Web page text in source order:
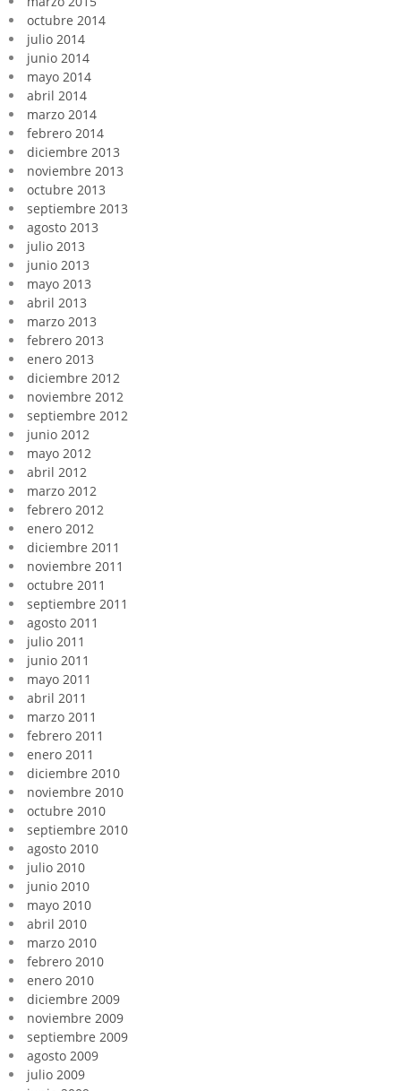
octubre 2014
julio 2014
junio 2014
mayo 2014
abril 2014
marzo 2014
febrero 2014
diciembre 2013
noviembre 2013
octubre 2013
septiembre 2013
agosto 2013
julio 2013
junio 2013
mayo 2013
abril 2013
marzo 2013
febrero 2013
enero 2013
diciembre 2012
noviembre 2012
septiembre 2012
junio 2012
mayo 2012
abril 2012
marzo 2012
febrero 2012
enero 2012
diciembre 2011
noviembre 2011
octubre 2011
septiembre 2011
agosto 2011
julio 2011
junio 2011
mayo 2011
abril 2011
marzo 2011
febrero 2011
enero 2011
diciembre 2010
noviembre 2010
octubre 2010
septiembre 2010
agosto 2010
julio 2010
junio 2010
mayo 2010
abril 2010
marzo 2010
febrero 2010
enero 2010
diciembre 2009
noviembre 2009
septiembre 2009
agosto 2009
julio 2009